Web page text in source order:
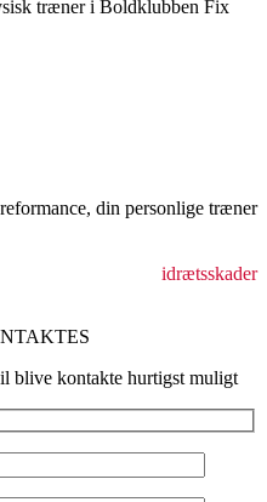
træner i Boldklubben Fix
idrætsskader
blive kontakte hurtigst muligt